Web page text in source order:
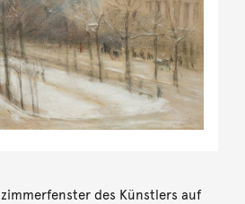
des Künstlers auf